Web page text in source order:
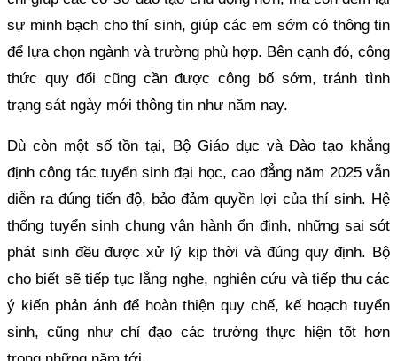
sự minh bạch cho thí sinh, giúp các em sớm có thông tin
để lựa chọn ngành và trường phù hợp. Bên cạnh đó, công
thức quy đổi cũng cần được công bố sớm, tránh tình
trạng sát ngày mới thông tin như năm nay.
Dù còn một số tồn tại, Bộ Giáo dục và Đào tạo khẳng
định công tác tuyển sinh đại học, cao đẳng năm 2025 vẫn
diễn ra đúng tiến độ, bảo đảm quyền lợi của thí sinh. Hệ
thống tuyển sinh chung vận hành ổn định, những sai sót
phát sinh đều được xử lý kịp thời và đúng quy định. Bộ
cho biết sẽ tiếp tục lắng nghe, nghiên cứu và tiếp thu các
ý kiến phản ánh để hoàn thiện quy chế, kế hoạch tuyển
sinh, cũng như chỉ đạo các trường thực hiện tốt hơn